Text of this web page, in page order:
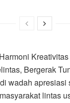
Bergerak
wadah apresiasi
lintas